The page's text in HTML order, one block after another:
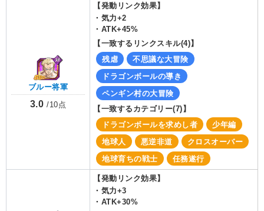
ブルー将軍
3.0 /10点
【発動リンク効果】
・ 気力+2
・ ATK+45%
【一致するリンクスキル(4)】
残虐
不思議な大冒険
ドラゴンボールの導き
ペンギン村の大冒険
【一致するカテゴリー(7)】
ドラゴンボールを求めし者
少年編
地球人
悪逆非道
クロスオーバー
地球育ちの戦士
任務遂行
【発動リンク効果】
・ 気力+3
・ ATK+30%